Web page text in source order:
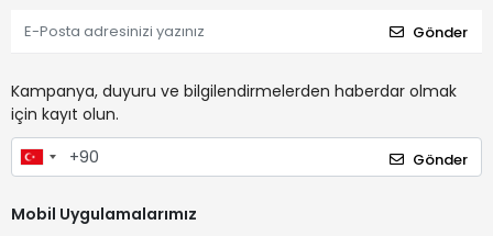
Gönder
Kampanya, duyuru ve bilgilendirmelerden haberdar olmak
için kayıt olun.
Gönder
Mobil Uygulamalarımız